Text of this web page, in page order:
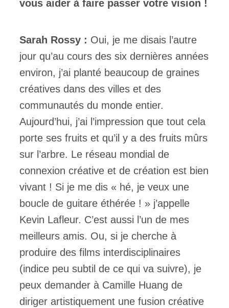
vous aider à faire passer votre vision !
Sarah Rossy : Oui, je me disais l’autre
jour qu’au cours des six dernières années
environ, j’ai planté beaucoup de graines
créatives dans des villes et des
communautés du monde entier.
Aujourd’hui, j’ai l’impression que tout cela
porte ses fruits et qu’il y a des fruits mûrs
sur l’arbre. Le réseau mondial de
connexion créative et de création est bien
vivant ! Si je me dis « hé, je veux une
boucle de guitare éthérée ! » j’appelle
Kevin Lafleur. C’est aussi l’un de mes
meilleurs amis. Ou, si je cherche à
produire des films interdisciplinaires
(indice peu subtil de ce qui va suivre), je
peux demander à Camille Huang de
diriger artistiquement une fusion créative